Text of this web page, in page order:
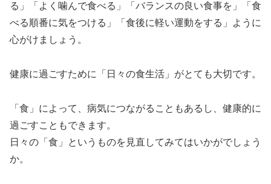
る」「よく噛んで食べる」「バランスの良い食事を」「食
べる順番に気をつける」「食後に軽い運動をする」ように
心がけましょう。
健康に過ごすために「日々の食生活」がとても大切です。
「食」によって、病気につながることもあるし、健康的に
過ごすこともできます。
日々の「食」というものを見直してみてはいかがでしょう
か。